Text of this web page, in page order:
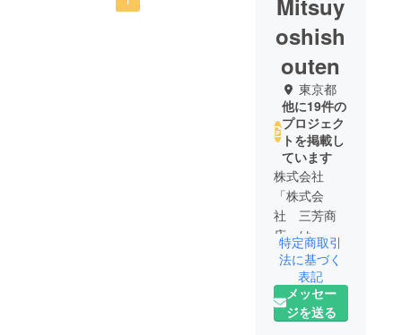
Mitsuy
oshish
outen
東京都
他に19件の
プロジェク
トを掲載し
ています
株式会社
「株式会
社 三芳商
店」は、
「鮮やか
（あざや
か）で彩り
（いろど
特定商取引
法に基づく
表記
メッセー
ジを送る